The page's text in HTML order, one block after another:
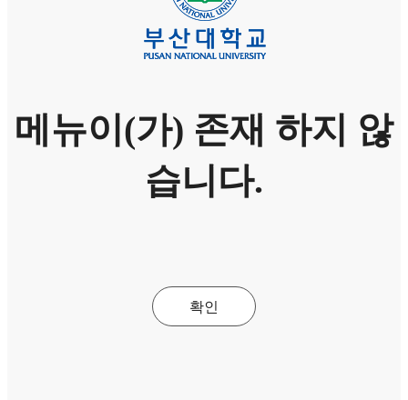
메뉴이(가) 존재 하지 않
습니다.